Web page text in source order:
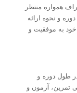
همواره منتظر
و نحوه ارائه
خود به موفقیت و
طول دوره و
تمرین‌، آزمون و